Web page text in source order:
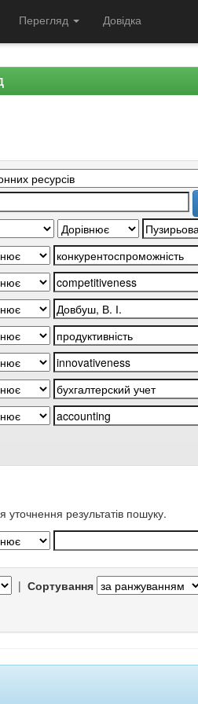
Перегляд Довідка
уточнення результатів пошуку.
| Сортування